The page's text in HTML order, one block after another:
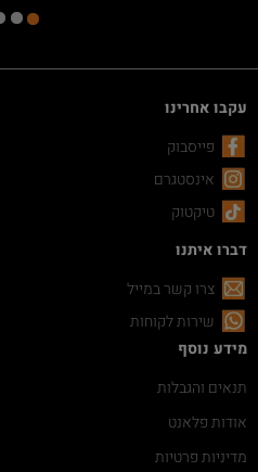
עקבו אחרינו
פייסבוק
אינסטגרם
טיקטוק
דברו איתנו
צרו קשר במייל
שירות לקוחות
מידע נוסף
תנאים והגבלות
אודות פלאנט
מדיניות פרטיות